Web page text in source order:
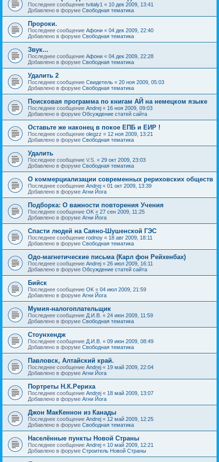
Последнее сообщение tvitaly1 « 10 дек 2009, 13:41
Добавлено в форуме Свободная тематика
Пророки.
Последнее сообщение Афони « 04 дек 2009, 22:40
Добавлено в форуме Свободная тематика
Звук...
Последнее сообщение Афони « 04 дек 2009, 22:28
Добавлено в форуме Свободная тематика
Удалить 2
Последнее сообщение Свидетель « 20 ноя 2009, 05:03
Добавлено в форуме Свободная тематика
Поисковая программа по книгам АЙ на немецком языке
Последнее сообщение Andrej « 16 ноя 2009, 09:03
Добавлено в форуме Обсуждение статей сайта
Оставьте же наконец в покое ЕПБ и ЕИР !
Последнее сообщение olegzz « 12 ноя 2009, 13:21
Добавлено в форуме Свободная тематика
Удалить
Последнее сообщение V.S. « 29 окт 2009, 23:03
Добавлено в форуме Свободная тематика
О коммерциализации современных рериховских обществ
Последнее сообщение Andrej « 01 окт 2009, 13:39
Добавлено в форуме Агни Йога
Подборка: О важности повторения Учения
Последнее сообщение OK « 27 сен 2009, 11:25
Добавлено в форуме Агни Йога
Спасти людей на Саяно-Шушенской ГЭС
Последнее сообщение rodnoy « 18 авг 2009, 18:11
Добавлено в форуме Свободная тематика
Одо-магнетические письма (Карл фон Рейхенбах)
Последнее сообщение Andrej « 26 июл 2009, 16:11
Добавлено в форуме Обсуждение статей сайта
Бийск
Последнее сообщение OK « 04 июл 2009, 21:59
Добавлено в форуме Агни Йога
Мумия-налогоплательщик
Последнее сообщение Д.И.В. « 24 июн 2009, 11:59
Добавлено в форуме Свободная тематика
Стоунхендж
Последнее сообщение Д.И.В. « 09 июн 2009, 08:49
Добавлено в форуме Свободная тематика
Павловск, Алтайский край.
Последнее сообщение Andrej « 19 май 2009, 22:04
Добавлено в форуме Агни Йога
Портреты Н.К.Рериха
Последнее сообщение Andrej « 18 май 2009, 13:07
Добавлено в форуме Агни Йога
Джон МакКеннон из Канады
Последнее сообщение Andrej « 12 май 2009, 12:25
Добавлено в форуме Свободная тематика
Населённые пункты Новой Страны
Последнее сообщение Andrej « 10 май 2009, 12:21
Добавлено в форуме Строитель Новой Страны